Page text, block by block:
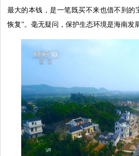
最大的本钱，是一笔既买不来也借不到的
恢复”。毫无疑问，保护生态环境是海南发